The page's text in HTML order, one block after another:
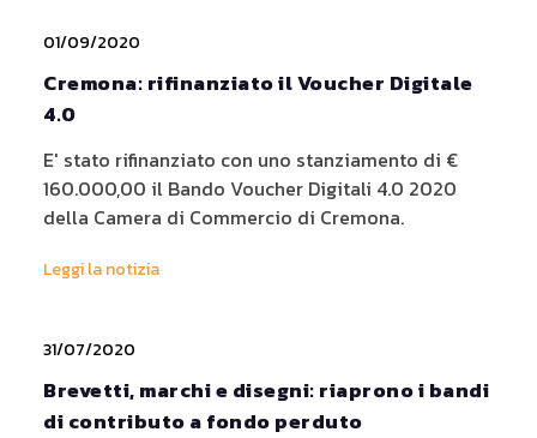
01/09/2020
Cremona: rifinanziato il Voucher Digitale
4.0
E' stato rifinanziato con uno stanziamento di €
160.000,00 il Bando Voucher Digitali 4.0 2020
della Camera di Commercio di Cremona.
Leggi la notizia
31/07/2020
Brevetti, marchi e disegni: riaprono i bandi
di contributo a fondo perduto